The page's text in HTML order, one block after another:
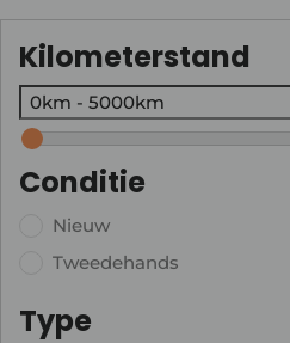
Kilometerstand
Conditie
Nieuw
Tweedehands
Type